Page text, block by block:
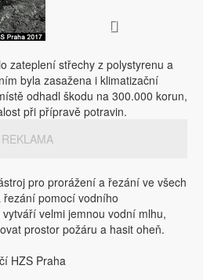
zateplení střechy z polystyrenu a
byla zasažena i klimatizační
odhadl škodu na 300.000 korun,
při přípravě potravin.
REKLAMA
pro prorážení a řezání ve všech
pomocí vodního
velmi jemnou vodní mlhu,
prostor požáru a hasit oheň.
HZS Praha